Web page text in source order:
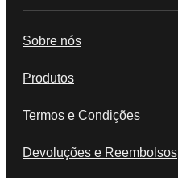
Sobre nós
Produtos
Termos e Condições
Devoluções e Reembolsos